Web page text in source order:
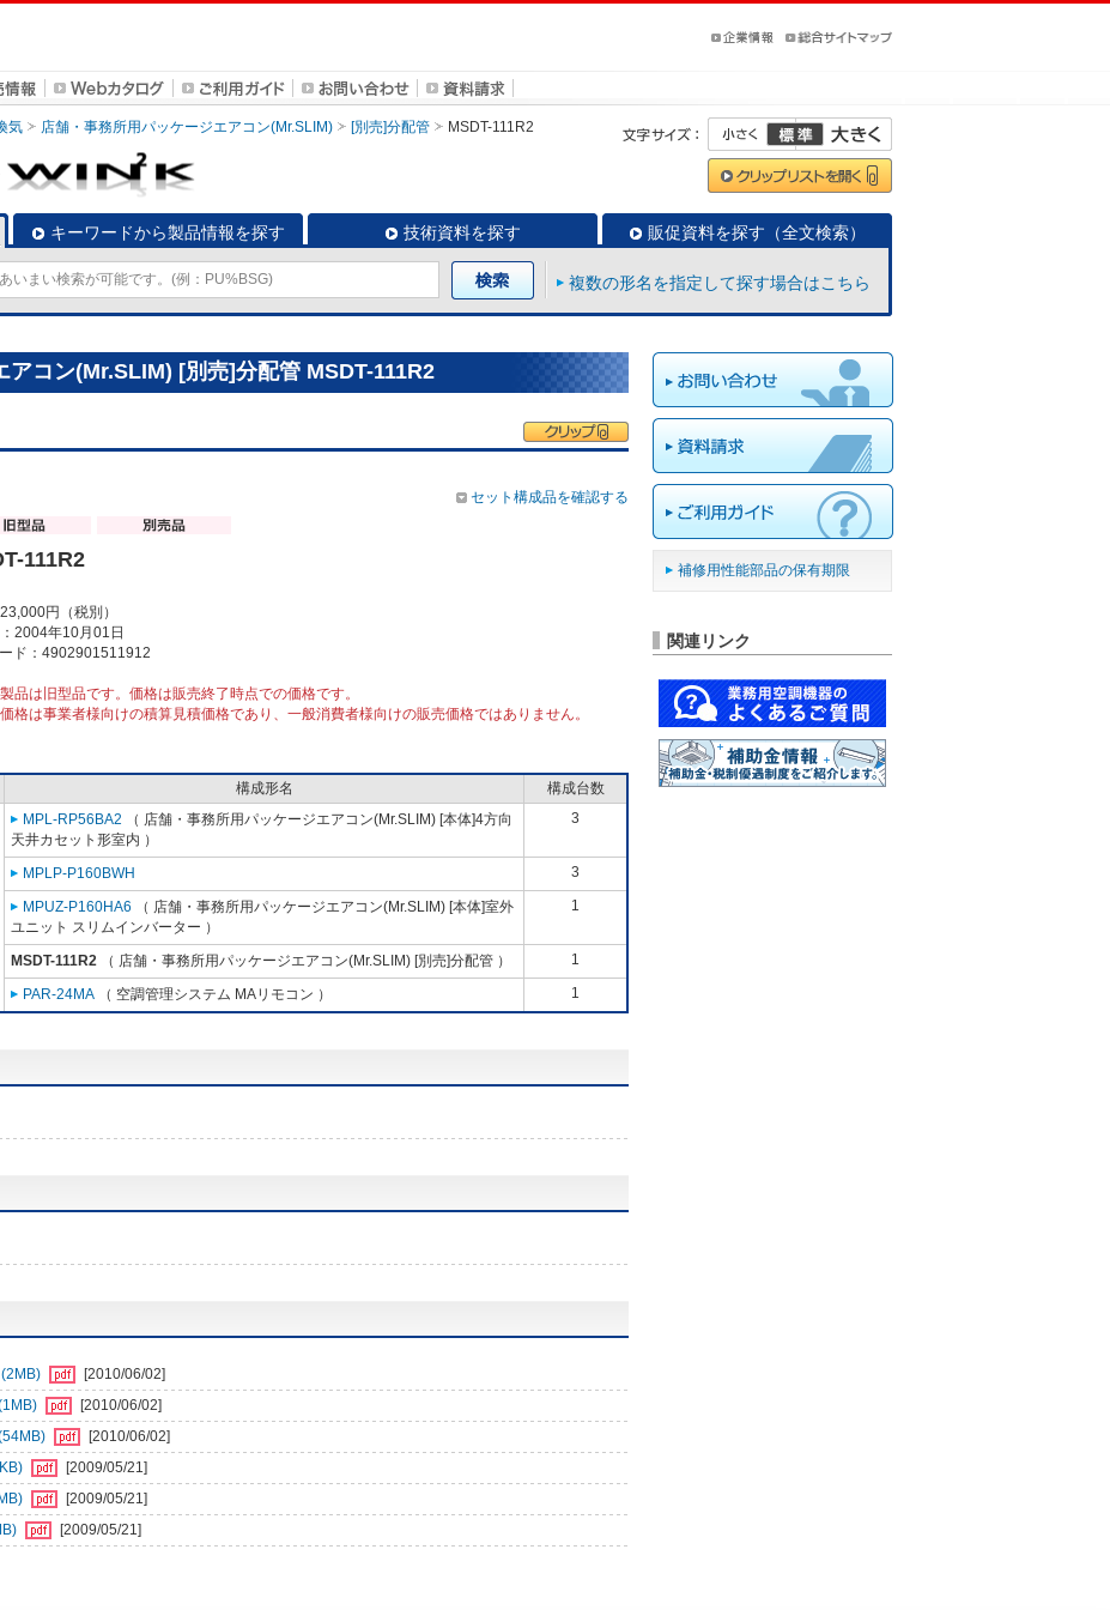
気 店舗・事務所用パッケージエアコン(Mr.SLIM) [別売]分配管 MSDT-111R2
キーワードから製品情報を探す 技術資料を探す 販促資料を探す（全文検索）
複数の形名を指定して探す場合はこちら
アコン(Mr.SLIM) [別売]分配管 MSDT-111R2
セット構成品を確認する
111R2
円（税別）
2004年10月01日
ド：4902901511912
品は旧型品です。価格は販売終了時点での価格です。
格は事業者様向けの積算見積価格であり、一般消費者様向けの販売価格ではありません。
構成形名
構成台数
MPL-RP56BA2 （ 店舗・事務所用パッケージエアコン(Mr.SLIM) [本体]4方向
天井カセット形室内 ）
3
MPLP-P160BWH 3
MPUZ-P160HA6 （ 店舗・事務所用パッケージエアコン(Mr.SLIM) [本体]室外
ユニット スリムインバーター ）
1
MSDT-111R2 （ 店舗・事務所用パッケージエアコン(Mr.SLIM) [別売]分配管 ） 1
PAR-24MA （ 空調管理システム MAリモコン ） 1
[2010/06/02]
[2010/06/02]
[2010/06/02]
[2009/05/21]
[2009/05/21]
[2009/05/21]
補修用性能部品の保有期限
関連リンク